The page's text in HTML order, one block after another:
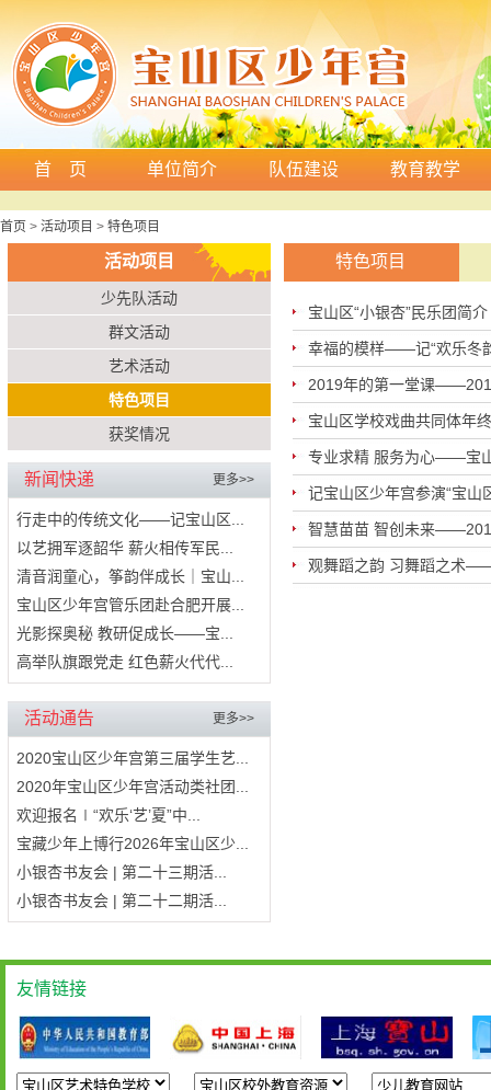
首 页 单位简介 队伍建设 教育教学
首页 > 活动项目 > 特色项目
活动项目
少先队活动
群文活动
艺术活动
特色项目
获奖情况
新闻快递 更多>>
行走中的传统文化——记宝山区...
以艺拥军逐韶华 薪火相传军民...
清音润童心，筝韵伴成长｜宝山...
宝山区少年宫管乐团赴合肥开展...
光影探奥秘 教研促成长——宝...
高举队旗跟党走 红色薪火代代...
活动通告 更多>>
2020宝山区少年宫第三届学生艺...
2020年宝山区少年宫活动类社团...
欢迎报名∣“欢乐‘艺’夏”中...
宝藏少年上博行2026年宝山区少...
小银杏书友会 | 第二十三期活...
小银杏书友会 | 第二十二期活...
特色项目
宝山区“小银杏”民乐团简介
幸福的模样——记“欢乐冬
2019年的第一堂课
宝山区学校戏曲共同体年
专业求精 服务为心——宝
记宝山区少年宫参演“宝山
智慧苗苗 智创未来
观舞蹈之韵 习舞蹈之术
友情链接